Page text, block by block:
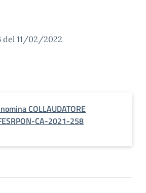
del 11/02/2022
COLLAUDATORE
CA-2021-258